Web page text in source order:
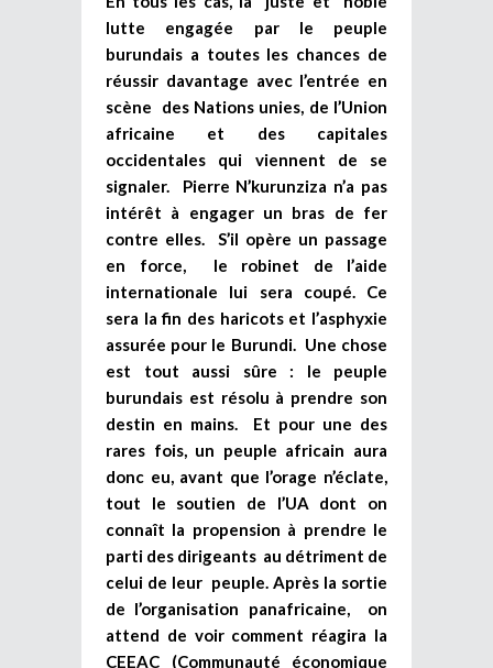
lutte engagée par le peuple
burundais a toutes les chances de
réussir davantage avec l’entrée en
scène des Nations unies, de l’Union
africaine et des capitales
occidentales qui viennent de se
signaler. Pierre N’kurunziza n’a pas
intérêt à engager un bras de fer
contre elles. S’il opère un passage
en force, le robinet de l’aide
internationale lui sera coupé. Ce
sera la fin des haricots et l’asphyxie
assurée pour le Burundi. Une chose
est tout aussi sûre : le peuple
burundais est résolu à prendre son
destin en mains. Et pour une des
rares fois, un peuple africain aura
donc eu, avant que l’orage n’éclate,
tout le soutien de l’UA dont on
connaît la propension à prendre le
parti des dirigeants au détriment de
celui de leur peuple. Après la sortie
de l’organisation panafricaine, on
attend de voir comment réagira la
CEEAC (Communauté économique